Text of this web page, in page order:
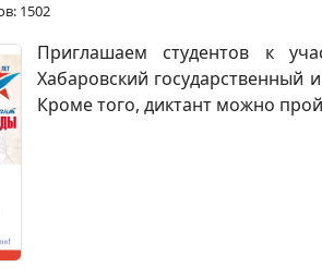
1502
Приглашаем студентов к
Хабаровский государственный
Кроме того, диктант можно